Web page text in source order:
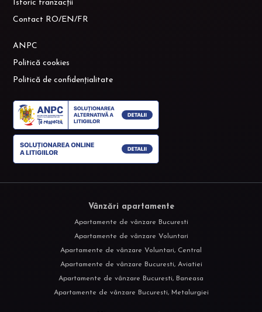
Istoric tranzacții
Contact RO/EN/FR
ANPC
Politică cookies
Politică de confidențialitate
Vânzări apartamente
Apartamente de vânzare Bucuresti
Apartamente de vânzare Voluntari
Apartamente de vânzare Voluntari, Central
Apartamente de vânzare Bucuresti, Aviatiei
Apartamente de vânzare Bucuresti, Baneasa
Apartamente de vânzare Bucuresti, Metalurgiei